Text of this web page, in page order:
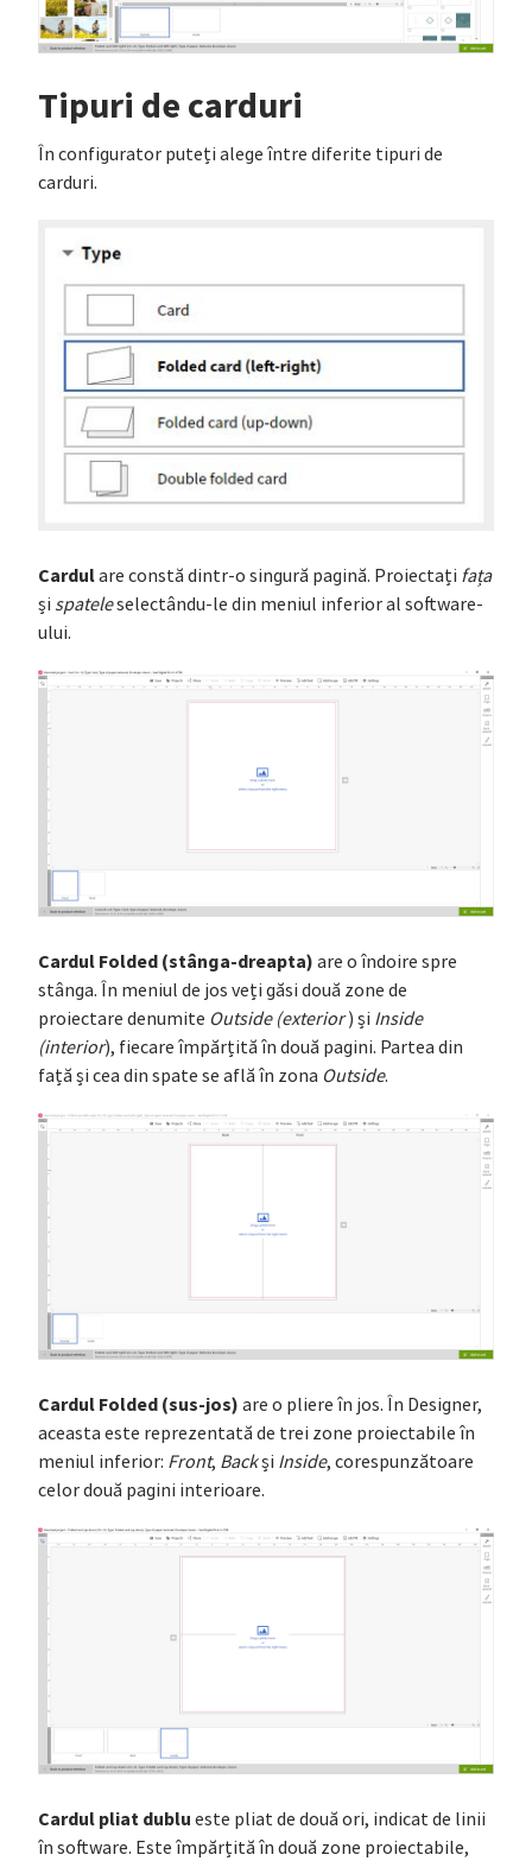
Tipuri de carduri
În configurator puteți alege între diferite tipuri de
carduri.
Cardulare constă dintr-o singură pagină. Proiectați fața
și spateleselectându-le din meniul inferior al software-
ului.
Cardul Folded (stânga-dreapta) are o îndoire spre
stânga. În meniul de jos veți găsi două zone de
proiectare denumite Outside (exterior) și Inside
(interior), fiecare împărțită în două pagini. Partea din
față și cea din spate se află în zona Outside.
Cardul Folded (sus-jos) are o pliere în jos. În Designer,
aceasta este reprezentată de trei zone proiectabile în
meniul inferior: Front, Backși Inside, corespunzătoare
celor două pagini interioare.
Cardul pliat dublu este pliat de două ori, indicat de linii
în software. Este împărțită în două zone proiectabile,